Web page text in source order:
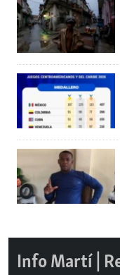
Info Martí |